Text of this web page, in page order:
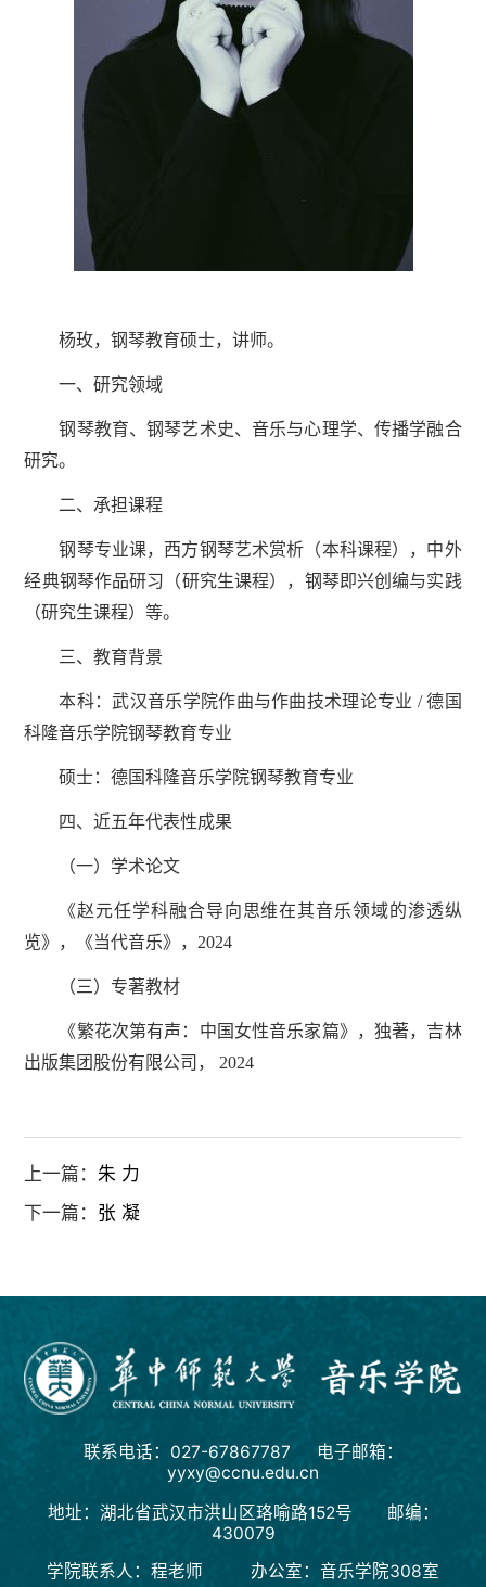
杨玫，钢琴教育硕士，讲师。
一、研究领域
钢琴教育、钢琴艺术史、音乐与心理学、传播学融合
研究。
二、承担课程
钢琴专业课，西方钢琴艺术赏析（本科课程），中外
经典钢琴作品研习（研究生课程），钢琴即兴创编与实践
（研究生课程）等。
三、教育背景
本科：武汉音乐学院作曲与作曲技术理论专业 / 德国
科隆音乐学院钢琴教育专业
硕士：德国科隆音乐学院钢琴教育专业
四、近五年代表性成果
（一）学术论文
《赵元任学科融合导向思维在其音乐领域的渗透纵
览》，《当代音乐》，2024
（三）专著教材
《繁花次第有声：中国女性音乐家篇》，独著，吉林
出版集团股份有限公司， 2024
上一篇： 朱 力
下一篇： 张 凝
联系电话：027-67867787 电子邮箱：
yyxy@ccnu.edu.cn
地址：湖北省武汉市洪山区珞喻路152号 邮编：
430079
学院联系人：程老师 办公室：音乐学院308室